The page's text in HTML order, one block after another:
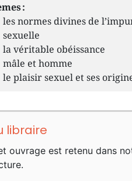
:
les normes divines de
sexuelle
la véritable obéissance
mâle et homme
le plaisir sexuel et ses
libraire
ouvrage est retenu dans